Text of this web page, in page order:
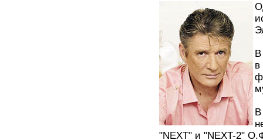
в
"NEXT" и "NEXT-2"